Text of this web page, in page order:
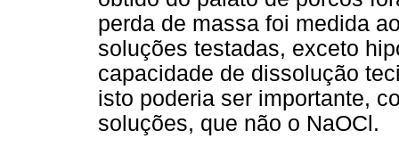
perda de massa foi medida
soluções testadas, exceto
capacidade de dissolução
isto poderia ser importante,
soluções, que não o NaOCl.